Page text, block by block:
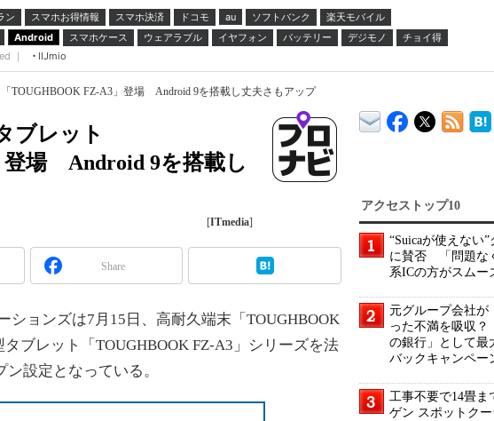
ン スマホお得情報 スマホ決済 ドコモ au ソフトバンク
楽天モバイル
Android スマホケース ウェアラブル イヤフォン バッテリー デジモノ
チョイ得
｜
IIJmio
TOUGHBOOK FZ-A3」登場 Android 9を搭載し丈夫さもアップ
ブレット
登場 Android 9を搭載し
[ITmedia]
Share
ョンズは7月15日、高耐久端末「TOUGHBOOK
ブレット「TOUGHBOOK FZ-A3」シリーズを法
設定となっている。
アクセストップ10
“Suicaが使えない
に賛否 「問題な
系ICの方がスムー
元グループ会社が
った不満を吸収
の銀行」として最
バックキャンペー
工事不要で14畳ま
ゲン スポットクー